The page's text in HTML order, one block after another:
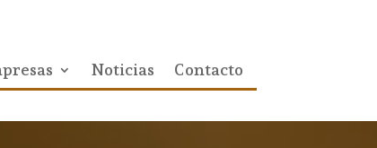
Noticias Contacto